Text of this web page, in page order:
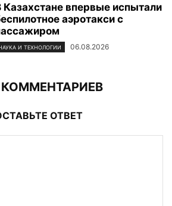
Казахстане впервые испытали
аэротакси с
И ТЕХНОЛОГИИ 06.08.2026
КОММЕНТАРИЕВ
ОТВЕТ